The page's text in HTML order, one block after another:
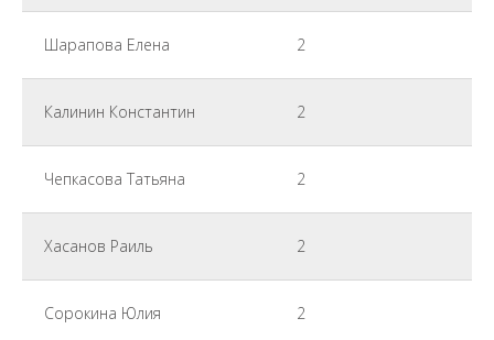
Шарапова Елена 2
Калинин Константин 2
Чепкасова Татьяна 2
Хасанов Раиль 2
Сорокина Юлия 2